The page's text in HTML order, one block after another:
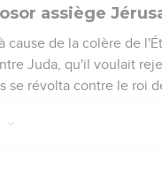
assiège
cause de la colère de
Juda, qu'il voulait
se révolta contre le roi